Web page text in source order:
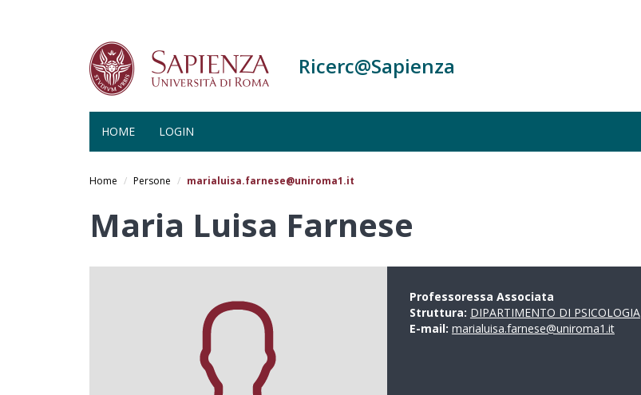
Ricerc@Sapienza
HOME LOGIN
Home Persone marialuisa.farnese@uniroma1.it
Maria Luisa Farnese
Professoressa Associata
Struttura: DIPARTIMENTO DI PSICOLOGIA
E-mail: marialuisa.farnese@uniroma1.it